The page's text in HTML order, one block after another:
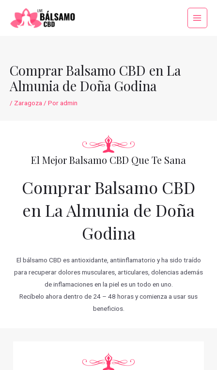
contenido
Main
Comprar Balsamo CBD en La
Almunia de Doña Godina
/ Zaragoza / Poradmin
El Mejor Balsamo CBD Que Te Sana
Comprar Balsamo CBD
en La Almunia de Doña
Godina
El bálsamo CBD es antioxidante, antiinflamatorio y ha sido traído
para recuperar dolores musculares, articulares, dolencias además
de inflamaciones en la piel es un todo en uno.
Recíbelo ahora dentro de 24 – 48 horas y comienza a usar sus
beneficios.